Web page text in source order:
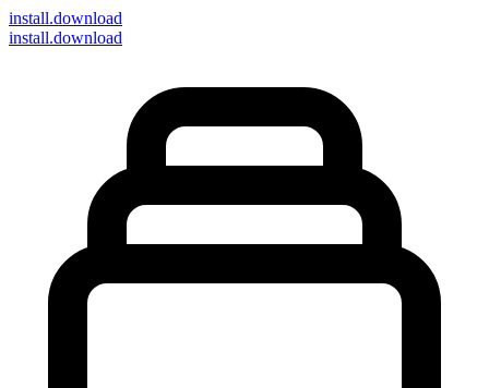
install.download
install.download